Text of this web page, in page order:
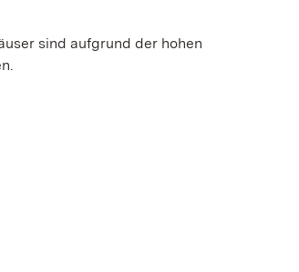
sind aufgrund der hohen